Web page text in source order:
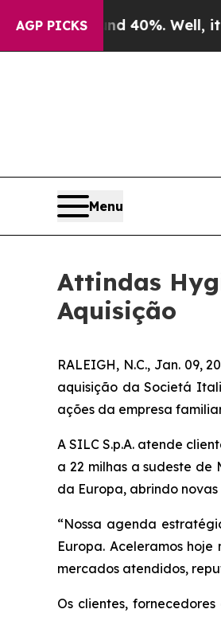
AGP PICKS
Around 40%. Well, it Didn’t
Menu
Attindas
Aquisição
RALEIGH, N.C., Jan. 09,
aquisição da Societá
ações da empresa
A SILC S.p.A. atende
a 22 milhas a sudeste de
da Europa, abrindo
“Nossa agenda
Europa. Aceleramos
mercados atendidos,
Os clientes,